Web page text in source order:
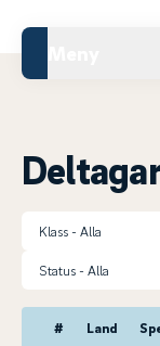
Klass
Status
# Land